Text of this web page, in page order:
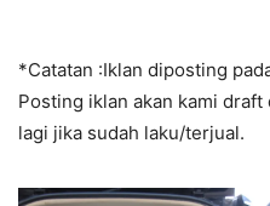
*Catatan :Iklan diposting
Posting iklan akan kami
lagi jika sudah laku/terjual.